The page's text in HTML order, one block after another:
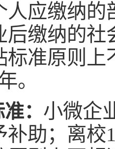
人应缴纳的
后缴纳的
标准原则上
。
： 小微企
补助；离校